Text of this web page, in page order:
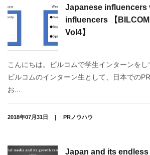
Japanese influencers
influencers 【
Vol4】
こんにちは。ビルコムで学生インターンをし
ビルコムのインターン生として、日本での
お...
2018年07月31日 PRノウハウ
Japan and its endless